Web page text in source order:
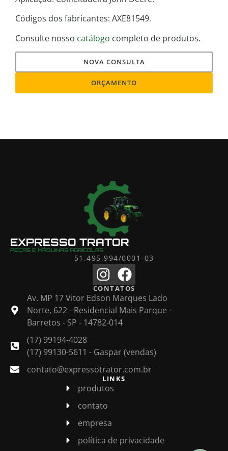
Códigos dos fabricantes: AXE81549.
Consulte nosso catálogo completo de produtos.
NOVA CONSULTA
ORÇAMENTO
EXPRESSO TRATOR
PEÇAS E MÁQUINAS AGRÍCOLAS
51.495.994/0001-03
CONTATOS
Av. MP 17 Vitor Edson Marques Lado
Norte, 622 - Residencial Mais Parque -
Barretos - SP - 14782-014
(17) 99194-4028
(17) 99130-5611 - Gaspar (vendas)
contato@expressotrator.com.br
LINKS
produtos
contato
empresa
política de privacidade